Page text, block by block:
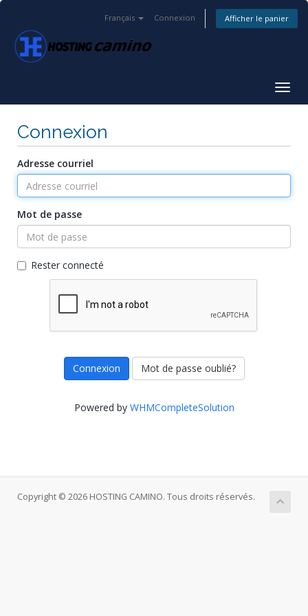
Français Connexion Afficher le panier
la
Connexion
Adresse courriel
Mot de passe
Rester connecté
Mot de passe oublié?
Powered by WHMCompleteSolution
Copyright © 2026 HOSTING CAMINO. Tous droits réservés.